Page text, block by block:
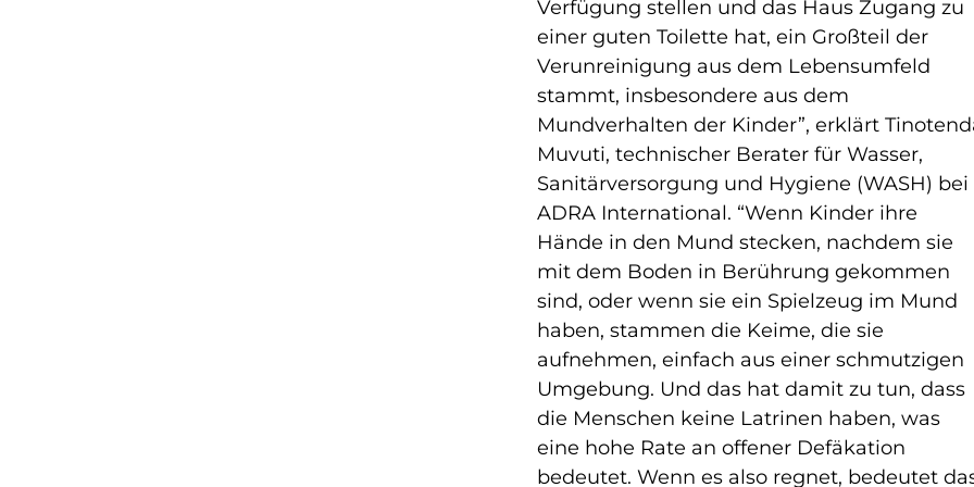
Verfügung stellen und das Haus Zugang zu
einer guten Toilette hat, ein Großteil der
Verunreinigung aus dem Lebensumfeld
stammt, insbesondere aus dem
Mundverhalten der Kinder”, erklärt
Muvuti, technischer Berater für Wasser,
Sanitärversorgung und Hygiene (WASH) bei
ADRA International. “Wenn Kinder ihre
Hände in den Mund stecken, nachdem sie
mit dem Boden in Berührung gekommen
sind, oder wenn sie ein Spielzeug im Mund
haben, stammen die Keime, die sie
aufnehmen, einfach aus einer schmutzigen
Umgebung. Und das hat damit zu tun, dass
die Menschen keine Latrinen haben, was
eine hohe Rate an offener Defäkation
bedeutet. Wenn es also regnet, bedeutet